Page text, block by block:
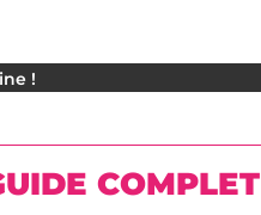
!
COMPLET